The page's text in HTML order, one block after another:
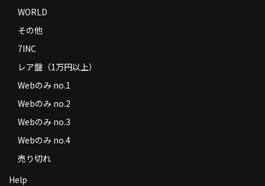
WORLD
その他
7INC
レア盤（1万円以上）
Webのみ no.1
Webのみ no.2
Webのみ no.3
Webのみ no.4
売り切れ
Help